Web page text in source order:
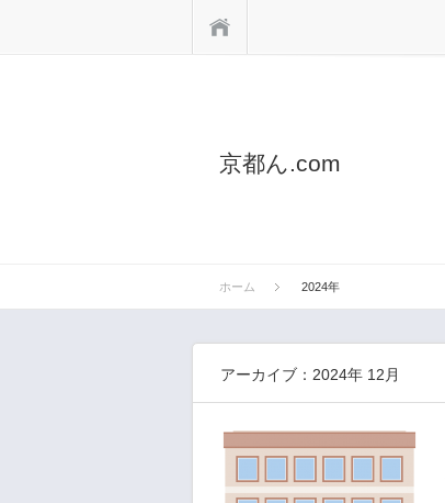
京都ん.com
ホーム 2024年
アーカイブ：2024年 12月